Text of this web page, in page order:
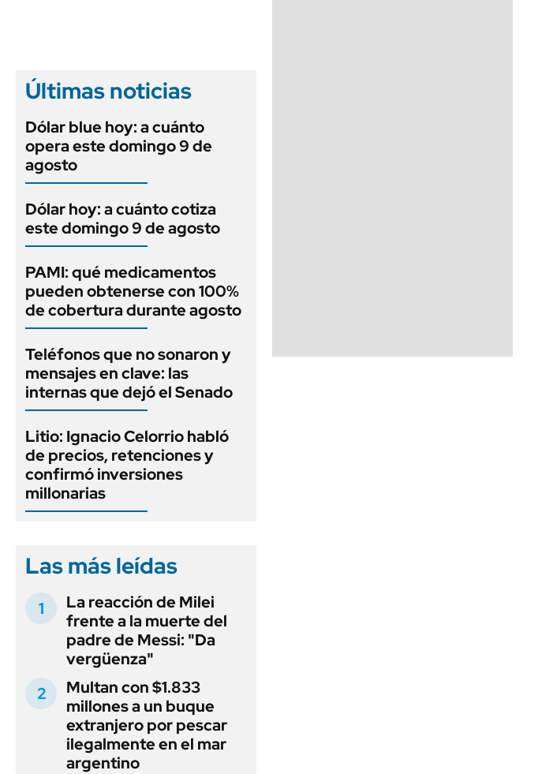
Últimas noticias
Dólar blue hoy: a cuánto
opera este domingo 9 de
agosto
Dólar hoy: a cuánto cotiza
este domingo 9 de agosto
PAMI: qué medicamentos
pueden obtenerse con 100%
de cobertura durante agosto
Teléfonos que no sonaron y
mensajes en clave: las
internas que dejó el Senado
Litio: Ignacio Celorrio habló
de precios, retenciones y
confirmó inversiones
millonarias
Las más leídas
La reacción de Milei
frente a la muerte del
padre de Messi: "Da
vergüenza"
Multan con $1.833
millones a un buque
extranjero por pescar
ilegalmente en el mar
argentino